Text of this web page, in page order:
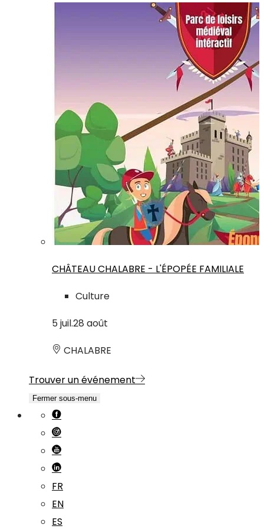
CHÂTEAU CHALABRE - L'ÉPOPÉE FAMILIALE
Culture
5 juil.28 août
CHALABRE
Trouver un événement
Fermer sous-menu
FR
EN
ES